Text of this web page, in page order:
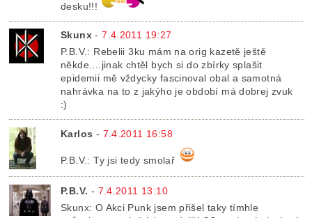
desku!!!
Skunx -7.4.2011 19:27
P.B.V.: Rebelii 3ku mám na orig kazetě ještě
někde....jinak chtěl bych si do zbírky splašit
epidemii mě vždycky fascinoval obal a samotná
nahrávka na to z jakýho je období má dobrej zvuk
:)
Karlos - 7.4.2011 16:58
P.B.V.: Ty jsi tedy smolař
P.B.V. - 7.4.2011 13:10
Skunx: O Akci Punk jsem přišel taky tímhle